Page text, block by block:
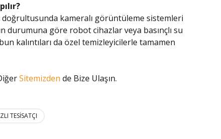
doğrultusunda kameralı görüntüleme sistemleri
durumuna göre robot cihazlar veya basınçlı su
kalıntıları da özel temizleyicilerle tamamen
Sitemizden de Bize Ulaşın.
TESISATÇI